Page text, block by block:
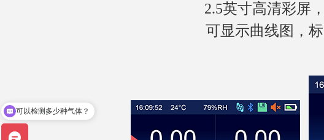
2.5英寸高清彩屏
可显示曲线图，
适用于什么范围？